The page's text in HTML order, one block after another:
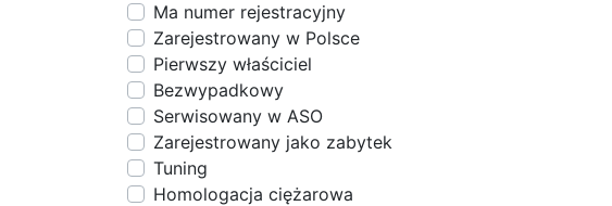
Ma numer rejestracyjny
Zarejestrowany w Polsce
Pierwszy właściciel
Bezwypadkowy
Serwisowany w ASO
Zarejestrowany jako zabytek
Tuning
Homologacja ciężarowa